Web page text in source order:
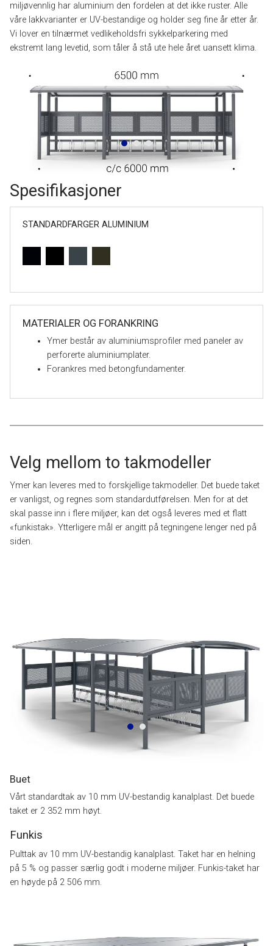
miljøvennlig har aluminium den fordelen at det ikke ruster. Alle
våre lakkvarianter er UV-bestandige og holder seg fine år etter år.
Vi lover en tilnærmet vedlikeholdsfri sykkelparkering med
ekstremt lang levetid, som tåler å stå ute hele året uansett klima.
Spesifikasjoner
STANDARDFARGER ALUMINIUM
MATERIALER OG FORANKRING
Ymer består av aluminiumsprofiler med paneler av
perforerte aluminiumplater.
Forankres med betongfundamenter.
Velg mellom to takmodeller
Ymer kan leveres med to forskjellige takmodeller. Det buede taket
er vanligst, og regnes som standardutførelsen. Men for at det
skal passe inn i flere miljøer, kan det også leveres med et flatt
«funkistak». Ytterligere mål er angitt på tegningene lenger ned på
siden.
Buet
Vårt standardtak av 10 mm UV-bestandig kanalplast. Det buede
taket er 2 352 mm høyt.
Funkis
Pulttak av 10 mm UV-bestandig kanalplast. Taket har en helning
på 5 % og passer særlig godt i moderne miljøer. Funkis-taket har
en høyde på 2 506 mm.